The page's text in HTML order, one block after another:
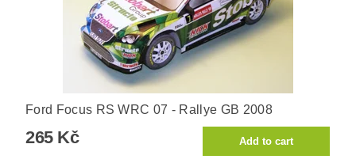
Ford Focus RS WRC 07 - Rallye GB 2008
265 Kč